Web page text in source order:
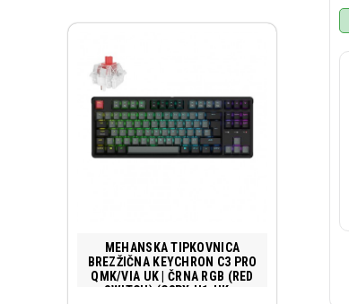
Poglej izdelek
MEHANSKA TIPKOVNICA
BREZŽIČNA KEYCHRON C3 PRO
QMK/VIA UK | ČRNA RGB (RED
SWITCH) (C3PX-H1-UK...